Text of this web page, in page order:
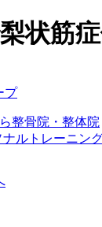
状筋
プ
整骨院・整体院
ルトレーニン